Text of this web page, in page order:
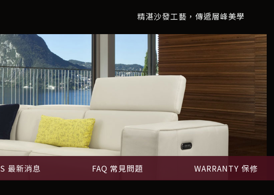
精湛沙發工藝，傳遞層峰美學
最新消息 FAQ 常見問題 WARRANTY 保修